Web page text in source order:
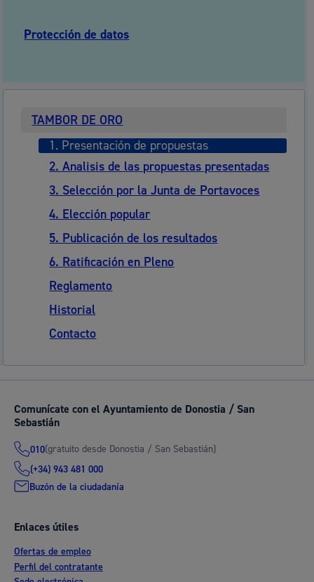
Protección de datos
TAMBOR DE ORO
1. Presentación de propuestas
2. Analisis de las propuestas presentadas
3. Selección por la Junta de Portavoces
4. Elección popular
5. Publicación de los resultados
6. Ratificación en Pleno
Reglamento
Historial
Contacto
Comunícate con el Ayuntamiento de Donostia / San
Sebastián
010(gratuito desde Donostia / San Sebastián)
(+34) 943 481 000
Buzón de la ciudadanía
Enlaces útiles
Ofertas de empleo
Perfil del contratante